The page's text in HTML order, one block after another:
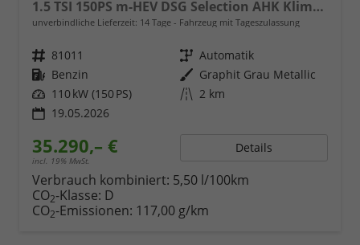
1.5 TSI 150PS m-HEV DSG Selection AHK Klimaautomatik ACC PDC v+h Rückf.Kamera Sitzheizung TWA Apple CarPlay Android Auto 16"LM
unverbindliche Lieferzeit: 14 Tage Fahrzeug mit Tageszulassung
Fahrzeugnr. 81011 Getriebe Automatik
Kraftstoff Benzin Außenfarbe Graphit Grau Metallic
Leistung 110 kW (150 PS) Kilometerstand 2 km
19.05.2026
35.290,– €
incl. 19% MwSt.
Details
Verbrauch kombiniert: 5,50 l/100km
CO2-Klasse: D
CO2-Emissionen: 117,00 g/km